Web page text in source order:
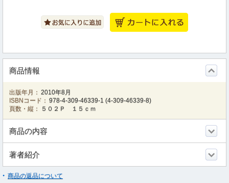
商品情報
出版年月： 2010年8月
ISBNコード： 978-4-309-46339-1 (4-309-46339-8)
頁数・縦：
５０２Ｐ １５ｃｍ
商品の内容
著者紹介
商品の返品について